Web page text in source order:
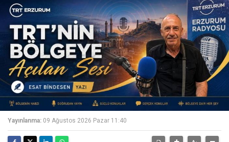
Yayınlanma: 09 Ağustos 2026 Pazar 11:40